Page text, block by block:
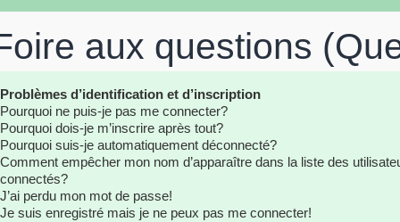
aux questions
Problèmes d’identification et d’inscription
Pourquoi ne puis-je pas me connecter?
Pourquoi dois-je m’inscrire après tout?
Pourquoi suis-je automatiquement déconnecté?
Comment empêcher mon nom d’apparaître dans la liste des
connectés?
J’ai perdu mon mot de passe!
Je suis enregistré mais je ne peux pas me connecter!